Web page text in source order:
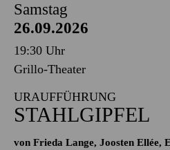
Samstag
26.09.2026
19:30 Uhr
Grillo-Theater
URAUFFÜHRUNG
STAHLGIPFEL
von Frieda Lange, Joosten Ellée,